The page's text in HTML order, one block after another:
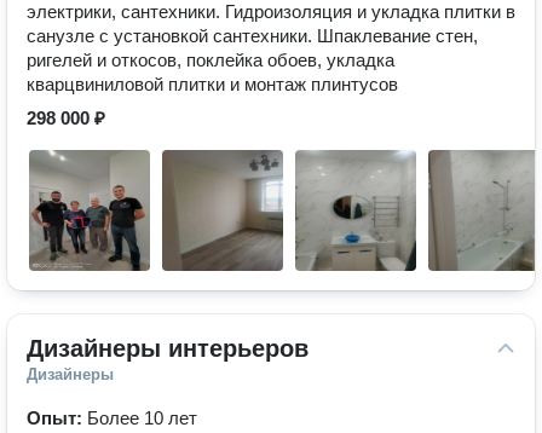
электрики, сантехники. Гидроизоляция и укладка плитки в
санузле с установкой сантехники. Шпаклевание стен,
ригелей и откосов, поклейка обоев, укладка
кварцвиниловой плитки и монтаж плинтусов
298 000 ₽
Дизайнеры интерьеров
Дизайнеры
Опыт: Более 10 лет